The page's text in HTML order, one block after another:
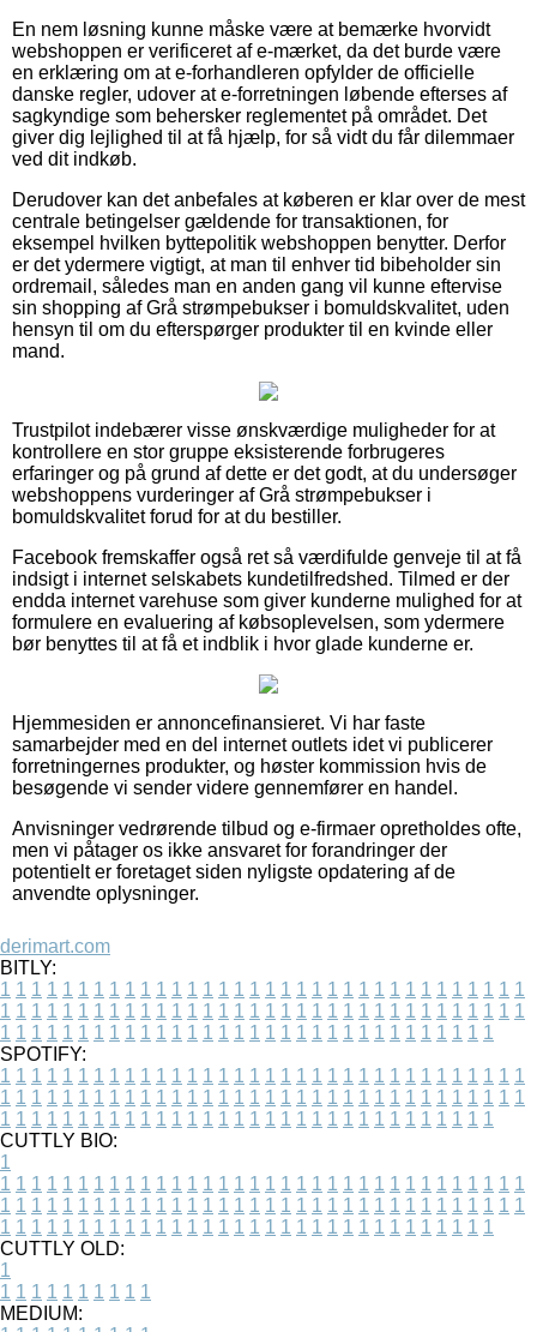
En nem løsning kunne måske være at bemærke hvorvidt
webshoppen er verificeret af e-mærket, da det burde være
en erklæring om at e-forhandleren opfylder de officielle
danske regler, udover at e-forretningen løbende efterses af
sagkyndige som behersker reglementet på området. Det
giver dig lejlighed til at få hjælp, for så vidt du får dilemmaer
ved dit indkøb.
Derudover kan det anbefales at køberen er klar over de mest
centrale betingelser gældende for transaktionen, for
eksempel hvilken byttepolitik webshoppen benytter. Derfor
er det ydermere vigtigt, at man til enhver tid bibeholder sin
ordremail, således man en anden gang vil kunne eftervise
sin shopping af Grå strømpebukser i bomuldskvalitet, uden
hensyn til om du efterspørger produkter til en kvinde eller
mand.
Trustpilot indebærer visse ønskværdige muligheder for at
kontrollere en stor gruppe eksisterende forbrugeres
erfaringer og på grund af dette er det godt, at du undersøger
webshoppens vurderinger af Grå strømpebukser i
bomuldskvalitet forud for at du bestiller.
Facebook fremskaffer også ret så værdifulde genveje til at få
indsigt i internet selskabets kundetilfredshed. Tilmed er der
endda internet varehuse som giver kunderne mulighed for at
formulere en evaluering af købsoplevelsen, som ydermere
bør benyttes til at få et indblik i hvor glade kunderne er.
Hjemmesiden er annoncefinansieret. Vi har faste
samarbejder med en del internet outlets idet vi publicerer
forretningernes produkter, og høster kommission hvis de
besøgende vi sender videre gennemfører en handel.
Anvisninger vedrørende tilbud og e-firmaer opretholdes ofte,
men vi påtager os ikke ansvaret for forandringer der
potentielt er foretaget siden nyligste opdatering af de
anvendte oplysninger.
derimart.com
BITLY:
1 1 1 1 1 1 1 1 1 1 1 1 1 1 1 1 1 1 1 1 1 1 1 1 1 1 1 1 1 1 1 1 1 1
1 1 1 1 1 1 1 1 1 1 1 1 1 1 1 1 1 1 1 1 1 1 1 1 1 1 1 1 1 1 1 1 1 1
1 1 1 1 1 1 1 1 1 1 1 1 1 1 1 1 1 1 1 1 1 1 1 1 1 1 1 1 1 1 1 1
SPOTIFY:
1 1 1 1 1 1 1 1 1 1 1 1 1 1 1 1 1 1 1 1 1 1 1 1 1 1 1 1 1 1 1 1 1 1
1 1 1 1 1 1 1 1 1 1 1 1 1 1 1 1 1 1 1 1 1 1 1 1 1 1 1 1 1 1 1 1 1 1
1 1 1 1 1 1 1 1 1 1 1 1 1 1 1 1 1 1 1 1 1 1 1 1 1 1 1 1 1 1 1 1
CUTTLY BIO:
1
1 1 1 1 1 1 1 1 1 1 1 1 1 1 1 1 1 1 1 1 1 1 1 1 1 1 1 1 1 1 1 1 1 1
1 1 1 1 1 1 1 1 1 1 1 1 1 1 1 1 1 1 1 1 1 1 1 1 1 1 1 1 1 1 1 1 1 1
1 1 1 1 1 1 1 1 1 1 1 1 1 1 1 1 1 1 1 1 1 1 1 1 1 1 1 1 1 1 1 1
CUTTLY OLD:
1
1 1 1 1 1 1 1 1 1 1
MEDIUM: